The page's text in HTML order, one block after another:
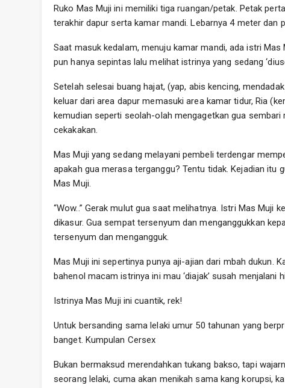
Ruko Mas Muji ini memiliki tiga ruangan/petak. Petak
terakhir dapur serta kamar mandi. Lebarnya 4 meter dan
Saat masuk kedalam, menuju kamar mandi, ada istri
pun hanya sepintas lalu melihat istrinya yang sedang
Setelah selesai buang hajat, (yap, abis kencing,
keluar dari area dapur memasuki area kamar tidur, Ria
kemudian seperti seolah-olah mengagetkan gua
cekakakan.
Mas Muji yang sedang melayani pembeli terdengar
apakah gua merasa terganggu? Tentu tidak. Kejadian
Mas Muji.
“Wow..” Gerak mulut gua saat melihatnya. Istri Mas Muji
dikasur. Gua sempat tersenyum dan menganggukkan
tersenyum dan mengangguk.
Mas Muji ini sepertinya punya aji-ajian dari mbah dukun.
bahenol macam istrinya ini mau ‘diajak’ susah menjalani
Istrinya Mas Muji ini cuantik, rek!
Untuk bersanding sama lelaki umur 50 tahunan yang
banget. Kumpulan Cersex
Bukan bermaksud merendahkan tukang bakso, tapi
seorang lelaki, cuma akan menikah sama kang korupsi,